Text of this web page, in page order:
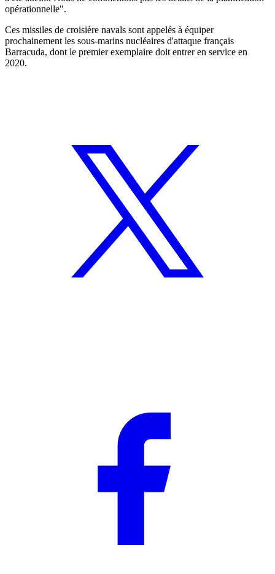
opérationnelle".
Ces missiles de croisière navals sont appelés à équiper
prochainement les sous-marins nucléaires d'attaque français
Barracuda, dont le premier exemplaire doit entrer en service en
2020.